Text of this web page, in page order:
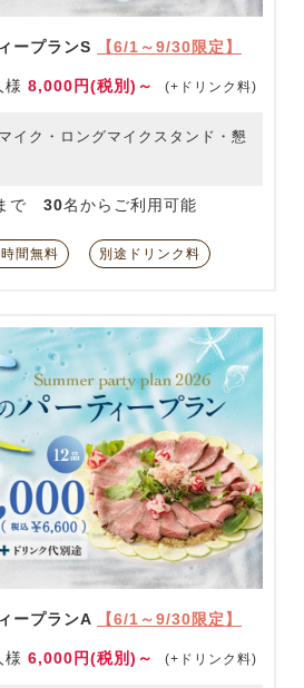
ープランS 【6/1～9/30限定】
様 8,000円(税別)～ (+ドリンク料)
イク・ロングマイクスタンド・懇
で 30名からご利用可能
間無料 別途ドリンク料
ープランA 【6/1～9/30限定】
様 6,000円(税別)～ (+ドリンク料)